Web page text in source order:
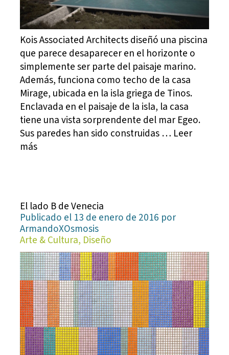
Kois Associated Architects diseñó una piscina
que parece desaparecer en el horizonte o
simplemente ser parte del paisaje marino.
Además, funciona como techo de la casa
Mirage, ubicada en la isla griega de Tinos.
Enclavada en el paisaje de la isla, la casa
tiene una vista sorprendente del mar Egeo.
Sus paredes han sido construidas … Leer
más
El lado B de Venecia
Publicado el 13 de enero de 2016 por
ArmandoXOsmosis
Arte & Cultura, Diseño